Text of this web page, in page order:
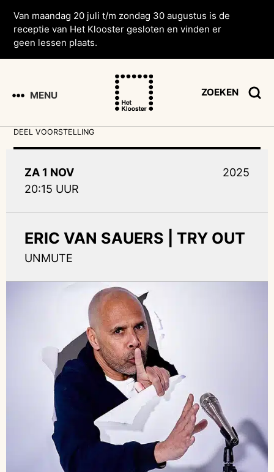
Van maandag 20 juli t/m zondag 30 augustus is de
receptie van Het Klooster gesloten en vinden er
geen lessen plaats.
MENU ZOEKEN
DEEL VOORSTELLING
ZA 1 NOV
20:15 UUR
2025
ERIC VAN SAUERS | TRY OUT
UNMUTE